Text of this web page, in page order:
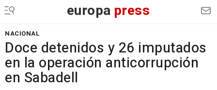
europa press
NACIONAL
Doce detenidos y 26 imputados
en la operación anticorrupción
en Sabadell